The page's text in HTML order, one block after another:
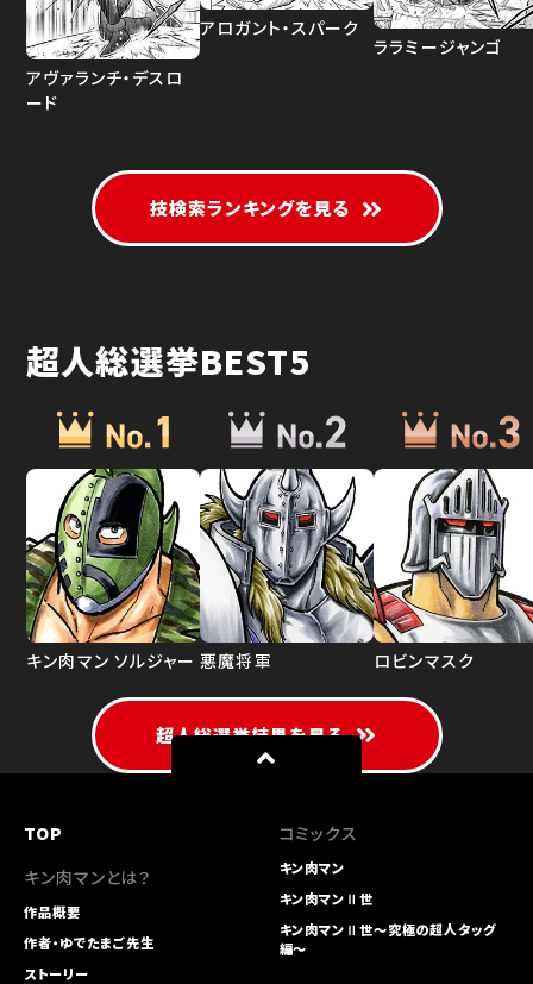
アヴァランチ・デスロ
ード
アロガント・スパーク
ララミージャンゴ
技検索ランキングを見る
超人総選挙BEST5
キン肉マン ソルジャー 悪魔将軍 ロビンマスク
超人総選挙結果を見る
TOP
キン肉マンとは？
作品概要
作者・ゆでたまご先生
ストーリー
コミックス
キン肉マン
キン肉マンⅡ世
キン肉マンⅡ世～究極の超人タッグ
編～